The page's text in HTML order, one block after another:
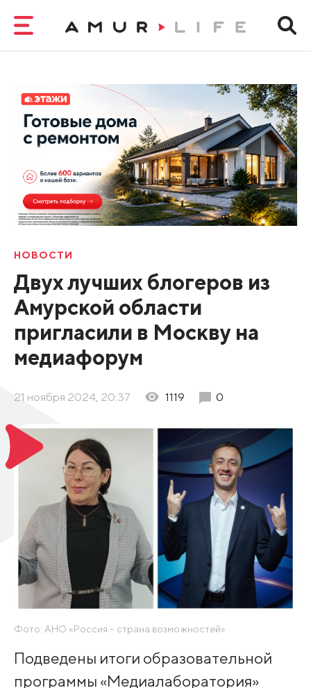
НОВОСТИ
Двух лучших блогеров из
Амурской области
пригласили в Москву на
медиафорум
21 ноября 2024, 20:37 1119 0
Фото: АНО «Россия – страна возможностей»
Подведены итоги образовательной
программы «Медиалаборатория»